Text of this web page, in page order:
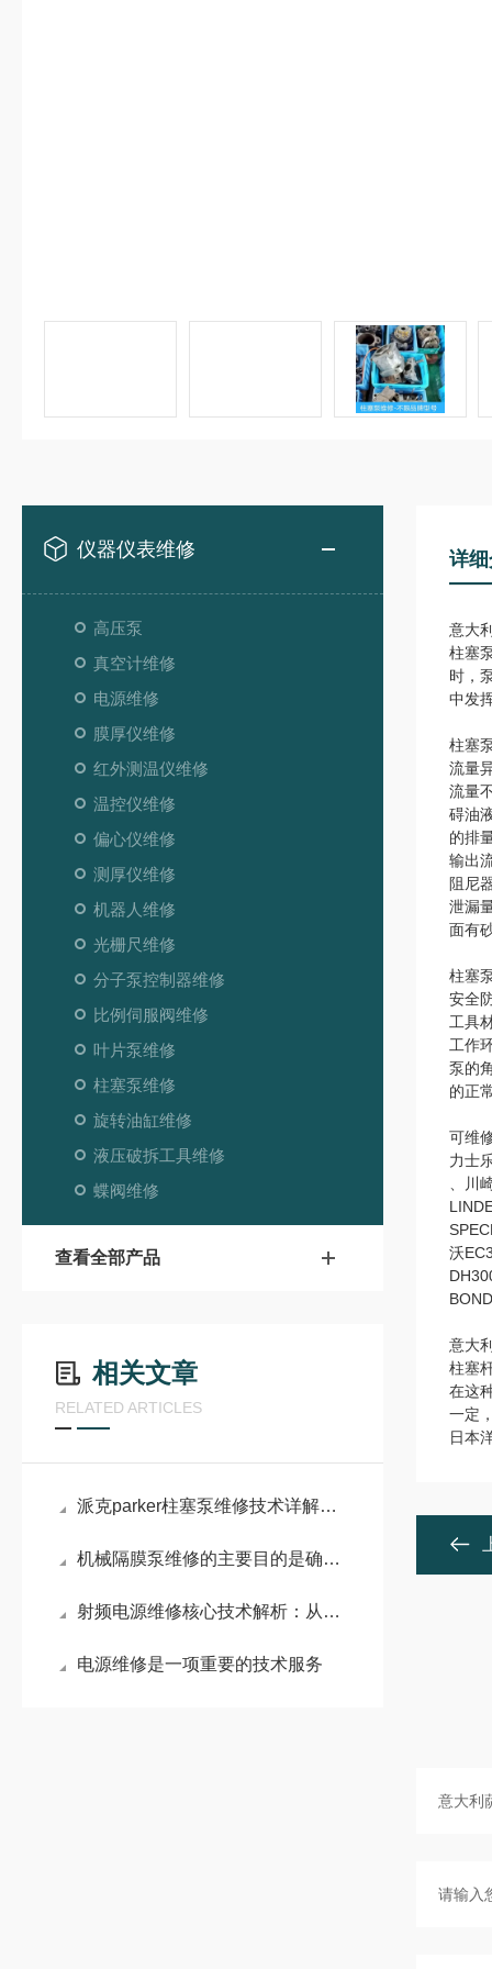
仪器仪表维修
高压泵
真空计维修
电源维修
膜厚仪维修
红外测温仪维修
温控仪维修
偏心仪维修
测厚仪维修
机器人维修
光栅尺维修
分子泵控制器维修
比例伺服阀维修
叶片泵维修
柱塞泵维修
旋转油缸维修
液压破拆工具维修
蝶阀维修
查看全部产品
相关文章
RELATED ARTICLES
派克parker柱塞泵维修技术详解：常见故障诊断与维护策略
机械隔膜泵维修的主要目的是确保泵的正常运行和延长其使用寿命
射频电源维修核心技术解析：从电弧防护到精准阻抗匹配
电源维修是一项重要的技术服务
详
意大
柱塞
时，
中发
柱塞
流量
流量
碍油
的排
输出
阻尼
泄漏
面有
柱塞
安全
工具
工作
泵的
的正
可维
力士
、川
沃
意大
柱塞
在这
一定
日本